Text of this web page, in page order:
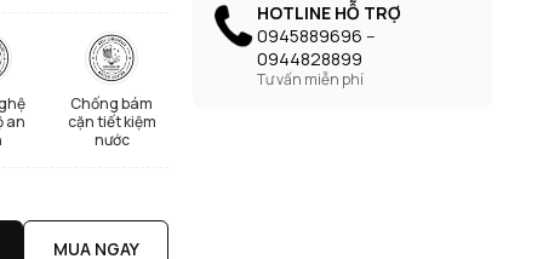
an
Chống bám
cặn tiết kiệm
nước
MUA NGAY
HOTLINE HỖ TRỢ
0945889696 --
0944828899
Tư vấn miễn phí